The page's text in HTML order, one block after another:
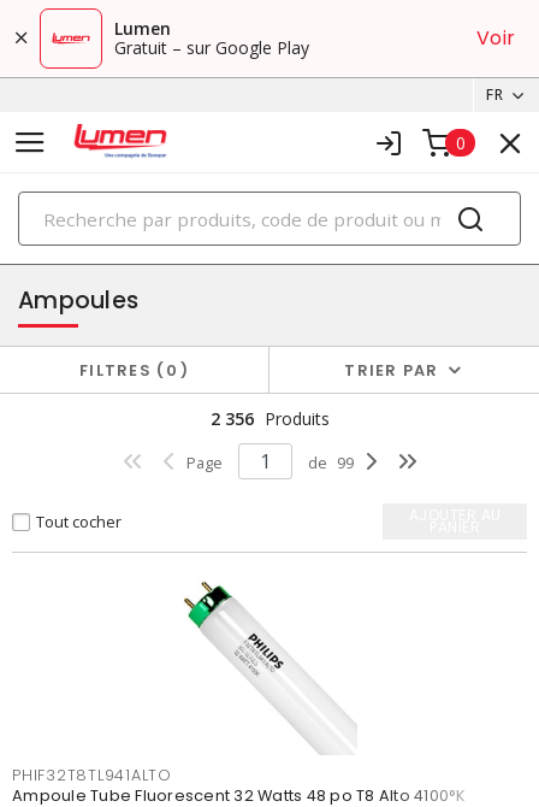
Lumen
Gratuit – sur Google Play
Voir
FR
0
PRODUITS
éclairage
Ampoules
FILTRES 0 TRIER PAR
2 356 Produits
Page de 99
Tout cocher
PHIF32T8TL941ALTO
Ampoule Tube Fluorescent 32 Watts 48 po T8 Alto 4100°K